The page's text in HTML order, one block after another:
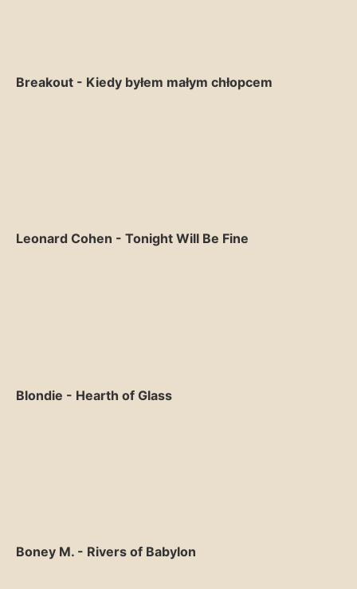
Breakout - Kiedy byłem małym chłopcem
Leonard Cohen - Tonight Will Be Fine
Blondie - Hearth of Glass
Boney M. - Rivers of Babylon